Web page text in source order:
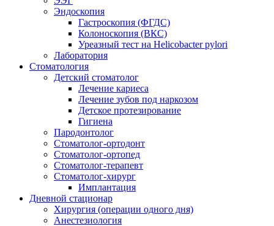
Эндоскопия
Гастроскопия (ФГДС)
Колоноскопия (ВКС)
Уреазный тест на Helicobacter pylori
Лаборатория
Стоматология
Детский стоматолог
Лечение кариеса
Лечение зубов под наркозом
Детское протезирование
Гигиена
Пародонтолог
Стоматолог-ортодонт
Стоматолог-ортопед
Стоматолог-терапевт
Стоматолог-хирург
Имплантация
Дневной стационар
Хирургия (операции одного дня)
Анестезиология